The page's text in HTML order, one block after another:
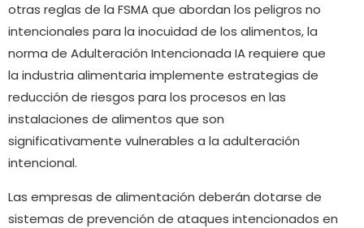
otras reglas de la FSMA que abordan los peligros no
intencionales para la inocuidad de los alimentos, la
norma de Adulteración Intencionada IA requiere que
la industria alimentaria implemente estrategias de
reducción de riesgos para los procesos en las
instalaciones de alimentos que son
significativamente vulnerables a la adulteración
intencional.
Las empresas de alimentación deberán dotarse de
sistemas de prevención de ataques intencionados en